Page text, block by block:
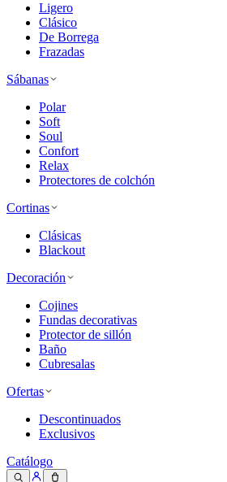
Ligero
Clásico
De Borrega
Frazadas
Sábanas
Polar
Soft
Soul
Confort
Relax
Protectores de colchón
Cortinas
Clásicas
Blackout
Decoración
Cojines
Fundas decorativas
Protector de sillón
Baño
Cubresalas
Ofertas
Descontinuados
Exclusivos
Catálogo